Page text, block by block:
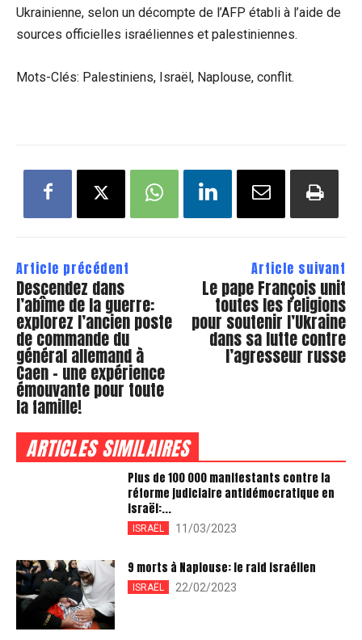
Ukrainienne, selon un décompte de l’AFP établi à l’aide de
sources officielles israéliennes et palestiniennes.
Mots-Clés: Palestiniens, Israël, Naplouse, conflit.
Article précédent
Descendez dans
l’abîme de la guerre:
explorez l’ancien poste
de commande du
général allemand à
Caen – une expérience
émouvante pour toute
la famille!
Article suivant
Le pape François unit
toutes les religions
pour soutenir l’Ukraine
dans sa lutte contre
l’agresseur russe
ARTICLES SIMILAIRES
Plus de 100 000 manifestants contre la
réforme judiciaire antidémocratique en
Israël:...
ISRAËL 11/03/2023
9 morts à Naplouse: le raid israélien
ISRAËL 22/02/2023